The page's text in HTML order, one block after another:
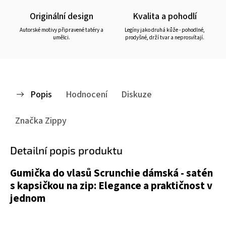
Originální design
Autorské motivy připravené tatéry a
umělci.
Kvalita a pohodlí
Legíny jako druhá kůže - pohodlné,
prodyšné, drží tvar a neprosvítají.
Popis Hodnocení
Diskuze
Značka Zippy
Detailní popis produktu
Gumička do vlasů Scrunchie dámská - satén
s kapsičkou na zip: Elegance a praktičnost v
jednom